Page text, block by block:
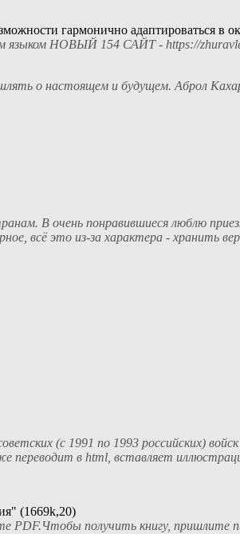
гармонично адаптироваться в
языком НОВЫЙ 154 САЙТ - https://
о настоящем и будущем. Аброл
В очень понравившиеся люблю
всё это из-за характера - хранить
(с 1991 по 1993 российских)
в html, вставляет
(1669k,20)
PDF.Чтобы получить книгу, пришлите